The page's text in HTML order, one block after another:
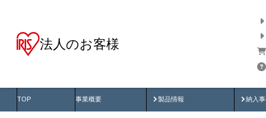
法人のお客様
TOP 事業概要 製品情報
製品動画 納入
納